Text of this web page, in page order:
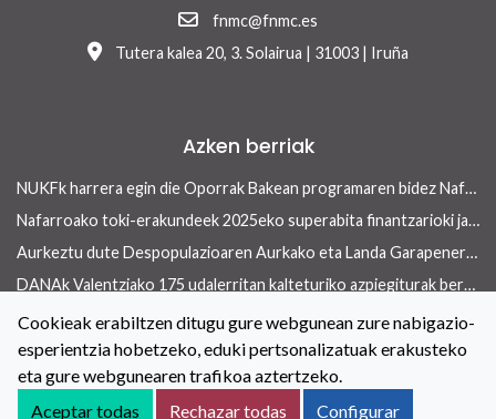
fnmc@fnmc.es
Tutera kalea 20, 3. Solairua | 31003 | Iruña
Azken berriak
NUKFk harrera egin die Oporrak Bakean programaren bidez Nafarroara uda igarotzera etorritako saharar haurrei
Nafarroako toki-erakundeek 2025eko superabita finantzarioki jasangarriak diren inbertsioak egiteko erabili ahalko dute 13/2026 Errege lege-dekretua onetsi ondoren
Aurkeztu dute Despopulazioaren Aurkako eta Landa Garapenerako Foru Legearen aurreproiektua
DANAk Valentziako 175 udalerritan kalteturiko azpiegiturak berreraikitzen parte-hartuko dute Nafarroako toki-erakundeek
Toki-erakundeetan berdintasuneko politikak indartzeko hitzarmena berritu dute NUKFk eta Nafarroako Gobernuak
Kontaktua Lege oharra
Cookieei buruzko Politika
Irisgarritasuna
Pribatutasun-abisua Salaketen kanala
Cookieak erabiltzen ditugu gure webgunean zure nabigazio-
esperientzia hobetzeko, eduki pertsonalizatuak erakusteko
eta gure webgunearen trafikoa aztertzeko.
Aceptar todas
Rechazar todas Configurar